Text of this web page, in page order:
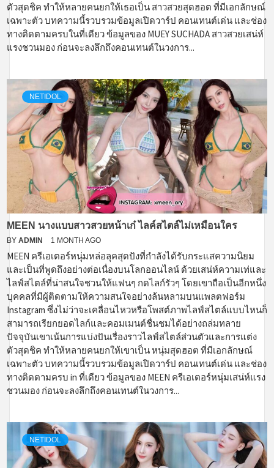
ตัวสุดชิค ทำให้หลายคนยกให้เธอเป็น สาวสวยสุดฮอต ที่มีเอกลักษณ์
เฉพาะตัว บทความนี้รวบรวมข้อมูลเปิดวาร์ป คอนเทนต์เด่น และช่อง
ทางติดตามครบในที่เดียว ข้อมูลของ MUEY SUCHADA สาวสวยเสน่ห์
แรงชวนมอง ก่อนจะลงลึกถึงคอนเทนต์ในวงการ...
NETIDOL
MEEN นางแบบสาวสวยหน้าเก๋ ไลค์สไตล์ไม่เหมือนใคร
BY ADMIN 1 MONTH AGO
MEEN ครีเอเตอร์หนุ่มหล่อลุคสุดปังที่กำลังได้รับกระแสความนิยม
และเป็นที่พูดถึงอย่างต่อเนื่องบนโลกออนไลน์ ด้วยเสน่ห์ความเท่และ
ไลฟ์สไตล์ที่น่าสนใจชวนให้แฟนๆ กดไลก์รัวๆ โดยเขาถือเป็นอีกหนึ่ง
บุคคลที่มีผู้ติดตามให้ความสนใจอย่างล้นหลามบนแพลตฟอร์ม
Instagram ซึ่งไม่ว่าจะเคลื่อนไหวหรือโพสต์ภาพไลฟ์สไตล์แบบไหนก็
สามารถเรียกยอดไลก์และคอมเมนต์ชื่นชมได้อย่างถล่มทลาย
ปัจจุบันเขาเน้นการแบ่งปันเรื่องราวไลฟ์สไตล์ส่วนตัวและการแต่ง
ตัวสุดชิค ทำให้หลายคนยกให้เขาเป็น หนุ่มสุดฮอต ที่มีเอกลักษณ์
เฉพาะตัว บทความนี้รวบรวมข้อมูลเปิดวาร์ป คอนเทนต์เด่น และช่อง
ทางติดตามครบ in ที่เดียว ข้อมูลของ MEEN ครีเอเตอร์หนุ่มเสน่ห์แรง
ชวนมอง ก่อนจะลงลึกถึงคอนเทนต์ในวงการ...
NETIDOL